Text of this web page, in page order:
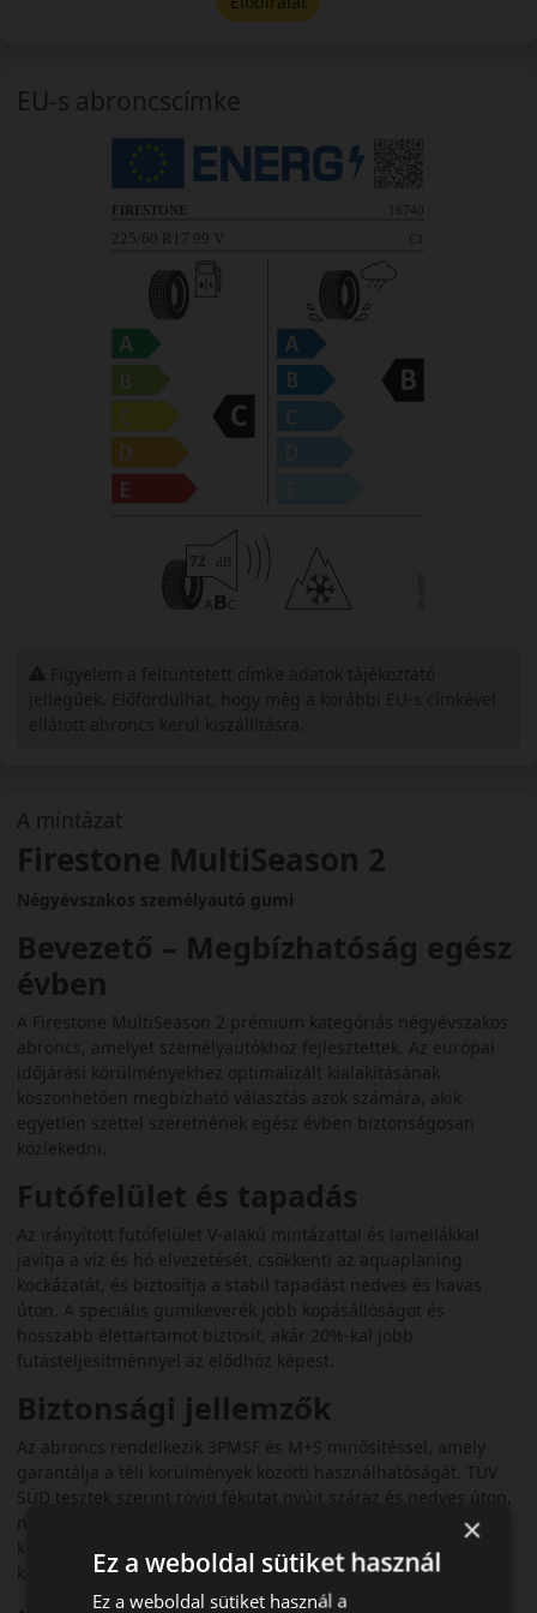
A mintázat
Firestone MultiSeason 2
Négyévszakos személyautó gumi
Bevezető – Megbízhatóság egész
évben
A Firestone MultiSeason 2 prémium kategóriás négyévszakos
abroncs, amelyet személyautókhoz fejlesztettek. Az európai
időjárási körülményekhez optimalizált kialakításának
köszönhetően megbízható választás azok számára, akik
egyetlen szettel szeretnének egész évben biztonságosan
közlekedni.
Futófelület és tapadás
Az irányított futófelület V‑alakú mintázattal és lamellákkal
javítja a víz és hó elvezetését, csökkenti az aquaplaning
kockázatát, és biztosítja a stabil tapadást nedves és havas
úton. A speciális gumikeverék jobb kopásállóságot és
hosszabb élettartamot biztosít, akár 20%-kal jobb
futásteljesítménnyel az elődhöz képest.
Biztonsági jellemzők
Az abroncs rendelkezik 3PMSF és M+S minősítéssel, amely
garantálja a téli körülmények közötti használhatóságát. TÜV
SÜD tesztek szerint rövid fékutat nyújt száraz és nedves úton,
miközben kiegyensúlyozott teljesítményt biztosít havas
környezetben is. ADAC teszteken is bizonyított, ahol a
középmezőnyben végzett, kiemelkedő kopásállósággal.
EU-s abroncscímke
×
Ez a weboldal sütiket használ
Ez a weboldal sütiket használ a